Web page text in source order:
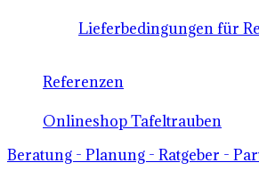
Lieferbedingungen für
Referenzen
Onlineshop Tafeltrauben
Beratung - Planung - Ratgeber -